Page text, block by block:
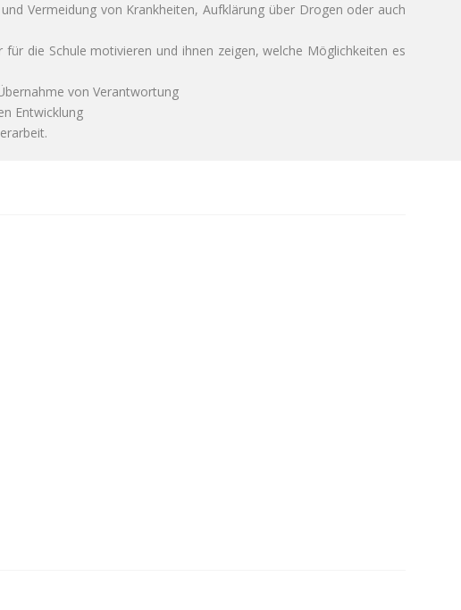
Vermeidung von Krankheiten, Aufklärung über Drogen oder auch
die Schule motivieren und ihnen zeigen, welche Möglichkeiten es
von Verantwortung
Entwicklung